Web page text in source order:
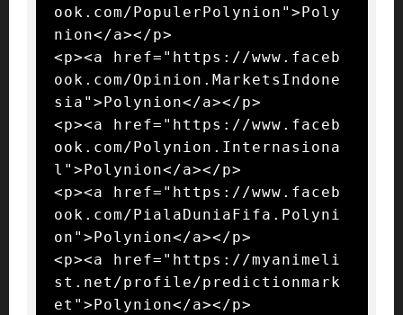
ook.com/PopulerPolynion">Poly
nion</a></p>
<p><a href="https://www.faceb
ook.com/Opinion.MarketsIndone
sia">Polynion</a></p>
<p><a href="https://www.faceb
ook.com/Polynion.Internasiona
l">Polynion</a></p>
<p><a href="https://www.faceb
ook.com/PialaDuniaFifa.Polyni
on">Polynion</a></p>
<p><a href="https://myanimeli
st.net/profile/predictionmark
et">Polynion</a></p>